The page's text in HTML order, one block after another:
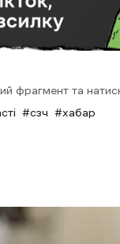
фрагмент та
сзч хабар